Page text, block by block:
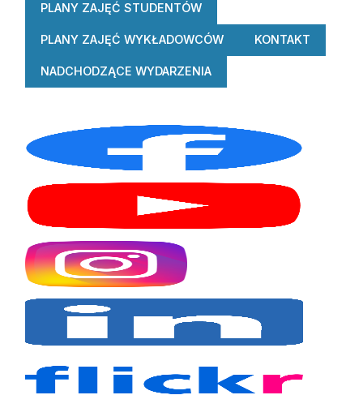
PLANY ZAJĘĆ STUDENTÓW
PLANY ZAJĘĆ WYKŁADOWCÓW KONTAKT
NADCHODZĄCE WYDARZENIA